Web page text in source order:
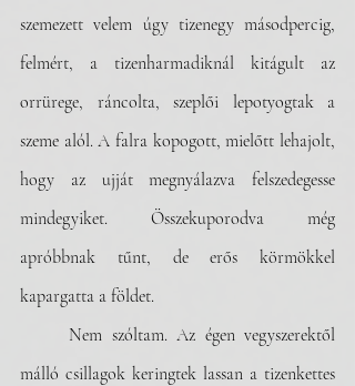
szemezett velem úgy tizenegy másodpercig,
felmért, a tizenharmadiknál kitágult az
orrürege, ráncolta, szeplői lepotyogtak a
szeme alól. A falra kopogott, mielőtt lehajolt,
hogy az ujját megnyálazva felszedegesse
mindegyiket. Összekuporodva még
apróbbnak tűnt, de erős körmökkel
kapargatta a földet.
málló csillagok keringtek lassan a tizenkettes